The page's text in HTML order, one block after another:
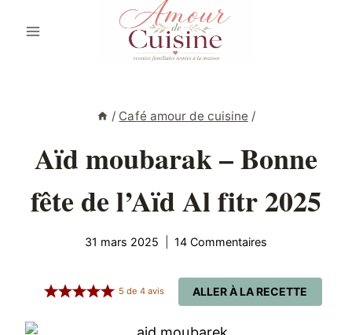
/ Café amour de cuisine /
Aïd moubarak – Bonne
fête de l’Aïd Al fitr 2025
31 mars 2025 14 Commentaires
ALLER À LA RECETTE
5 de4 avis